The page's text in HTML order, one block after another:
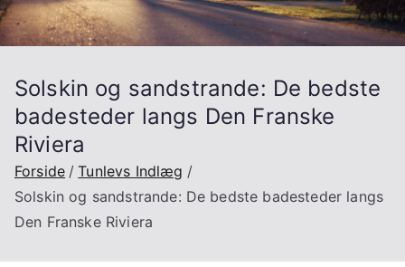
Solskin og sandstrande: De bedste
badesteder langs Den Franske
Riviera
Forside
Tunlevs Indlæg
Solskin og sandstrande: De bedste badesteder langs
Den Franske Riviera